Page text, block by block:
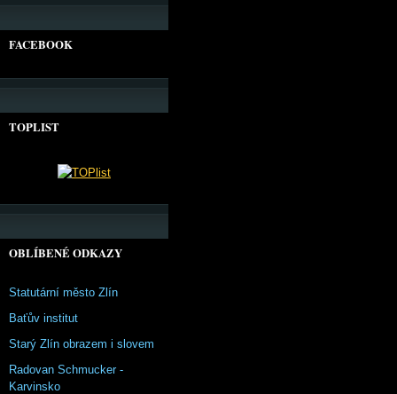
FACEBOOK
TOPLIST
OBLÍBENÉ ODKAZY
Statutární město Zlín
Baťův institut
Starý Zlín obrazem i slovem
Radovan Schmucker -
Karvinsko